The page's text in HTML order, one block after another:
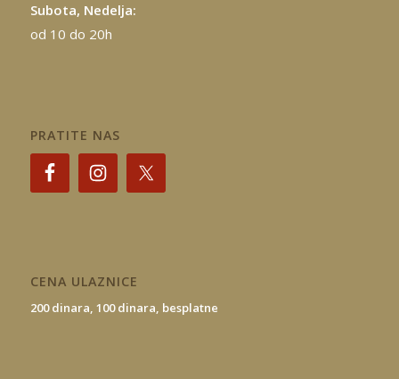
Subota, Nedelja:
od 10 do 20h
PRATITE NAS
CENA ULAZNICE
200 dinara, 100 dinara, besplatne